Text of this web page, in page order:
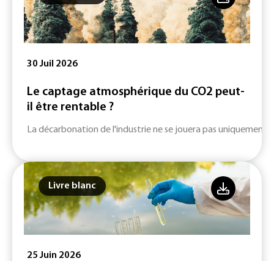
30 Juil 2026
Le captage atmosphérique du CO2 peut-
il être rentable ?
La décarbonation de l'industrie ne se jouera pas uniquement
Livre blanc
25 Juin 2026